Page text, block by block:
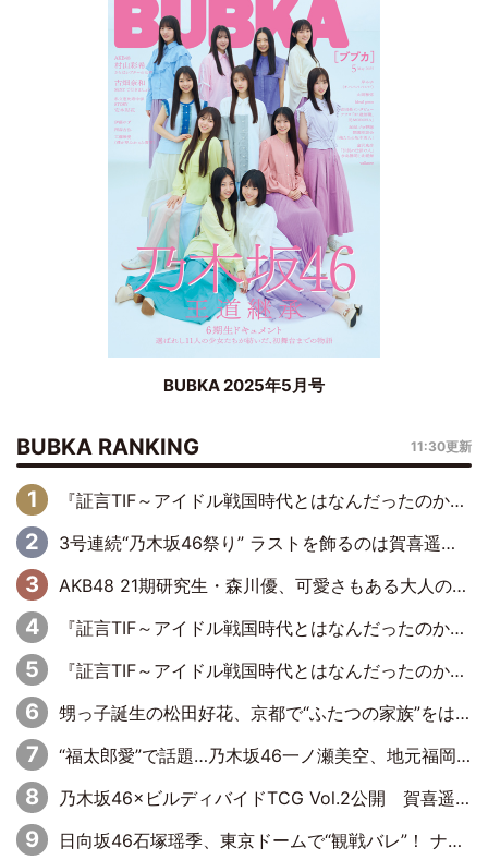
BUBKA 2025年5月号
BUBKA RANKING 11:30更新
『証言TIF～アイドル戦国時代とはなんだったのか～』第6回：でんぱ組.inc・古川未鈴×相沢梨紗「『ハロプロやりたかったな』って言ったら、夢眠ねむさんに『てめえはでんぱ組．incなんだよ！』って肩パンされて(笑)」
3号連続“乃木坂46祭り” ラストを飾るのは賀喜遥香…5年ぶりの登場に「5年分大人になった私を見ていただけたら」
AKB48 21期研究生・森川優、可愛さもある大人の女性に
『証言TIF～アイドル戦国時代とはなんだったのか～』第11回：私立恵比寿中学・真山りか×安本彩花「TIFで10年ぶりのキョンシーメイクをしたら、場を完全に引かせてしまって。時代が変わったんだなって」
『証言TIF～アイドル戦国時代とはなんだったのか～』第10回：さくら学院・武藤彩未×飯田らうら「正直、中3で辞めるというのを信じてなくて。そう言われてはいたけど、嘘でしょって」
甥っ子誕生の松田好花、京都で“ふたつの家族”をはしご！ “母”黒谷友香に見送られ、“父”松岡昌宏とはハシゴ酒
“福太郎愛”で話題…乃木坂46一ノ瀬美空、地元福岡『めんべい25周年トップサポーター』に就任
乃木坂46×ビルディバイドTCG Vol.2公開 賀喜遥香＆田村真佑が『京まふ』ステージに登壇
日向坂46石塚瑶季、東京ドームで“観戦バレ”！ ナイツ・塙も認めた「巨人に詳しすぎるアイドル」は元VENUSスクール生で杉内コーチ推し⁉